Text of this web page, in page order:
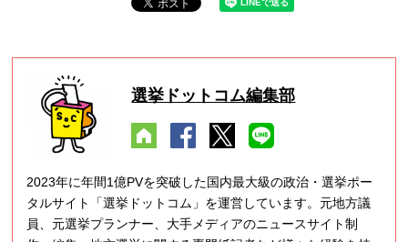
選挙ドットコム編集部
2023年に年間1億PVを突破した国内最大級の政治・選挙ポー
タルサイト「選挙ドットコム」を運営しています。元地方議
員、元選挙プランナー、大手メディアのニュースサイト制